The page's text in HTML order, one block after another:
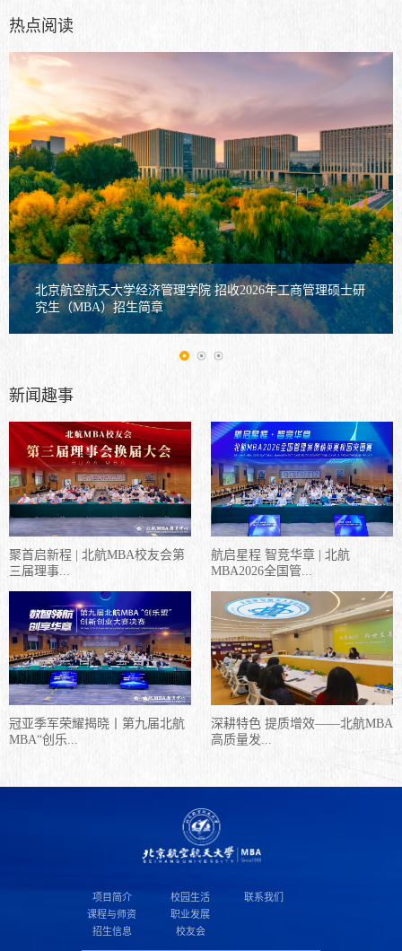
热点阅读
北京航空航天大学经济管理学院 招收2026年工商管理硕士研
究生（MBA）招生简章
新闻趣事
聚首启新程 | 北航MBA校友会第
三届理事...
航启星程 智竞华章 | 北航
MBA2026全国管...
冠亚季军荣耀揭晓丨第九届北航
MBA“创乐...
深耕特色 提质增效——北航MBA
高质量发...
项目简介
课程与师资
招生信息
校园生活
职业发展
校友会
联系我们